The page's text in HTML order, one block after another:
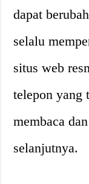
dapat
selalu
situs web
telepon yang
membaca
selanjutnya.